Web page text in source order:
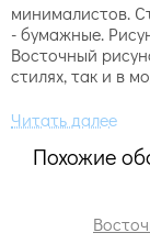
минималистов.
- бумажные.
Восточный
стилях, так и в
Похожие